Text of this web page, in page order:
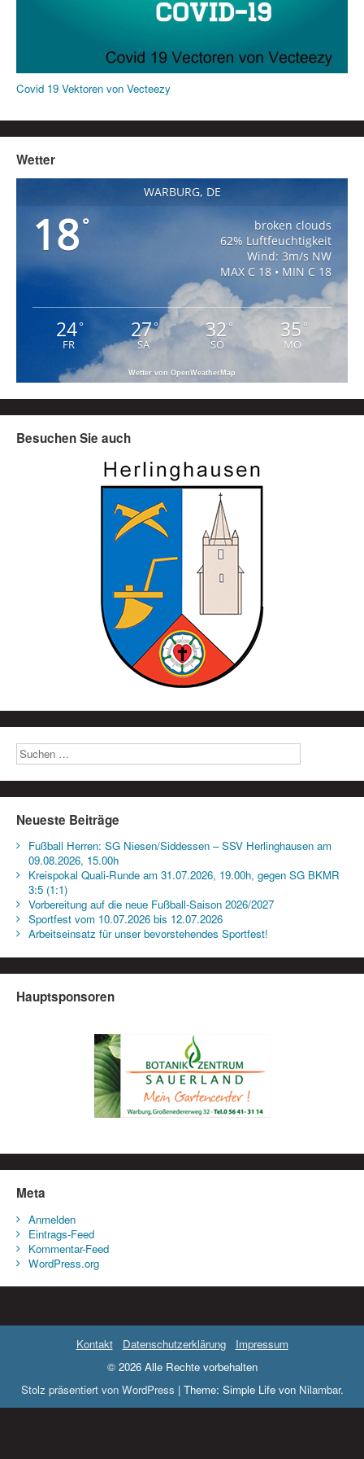
Covid 19 Vektoren von Vecteezy
Wetter
WARBURG, DE
18°
broken clouds
62% Luftfeuchtigkeit
Wind: 3m/s NW
MAX C 18 • MIN C 18
24°
FR
27°
SA
32°
SO
35 °
MO
Wetter von OpenWeatherMap
Besuchen Sie auch
Neueste Beiträge
Fußball Herren: SG Niesen/Siddessen – SSV Herlinghausen am
09.08.2026, 15.00h
Kreispokal Quali-Runde am 31.07.2026, 19.00h, gegen SG BKMR
3:5 (1:1)
Vorbereitung auf die neue Fußball-Saison 2026/2027
Sportfest vom 10.07.2026 bis 12.07.2026
Arbeitseinsatz für unser bevorstehendes Sportfest!
Hauptsponsoren
Meta
Anmelden
Eintrags-Feed
Kommentar-Feed
WordPress.org
Kontakt Datenschutzerklärung
Impressum
© 2026 Alle Rechte vorbehalten
Stolz präsentiert von WordPress | Theme: Simple Life von Nilambar.